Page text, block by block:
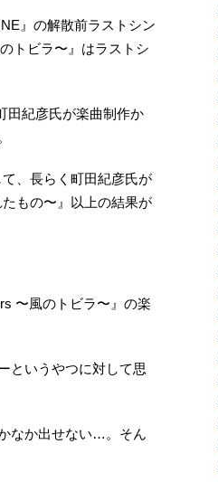
』の解散前ラストシン
トビラ〜』はラストシ
田紀彦氏が楽曲制作か
、長らく町田紀彦氏が
もの〜』以上の結果が
〜風のトビラ〜』の楽
というやつに対して思
なか出せない…。そん